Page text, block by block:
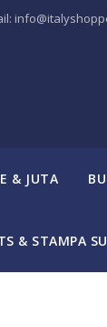
& JUTA
& STAMPA